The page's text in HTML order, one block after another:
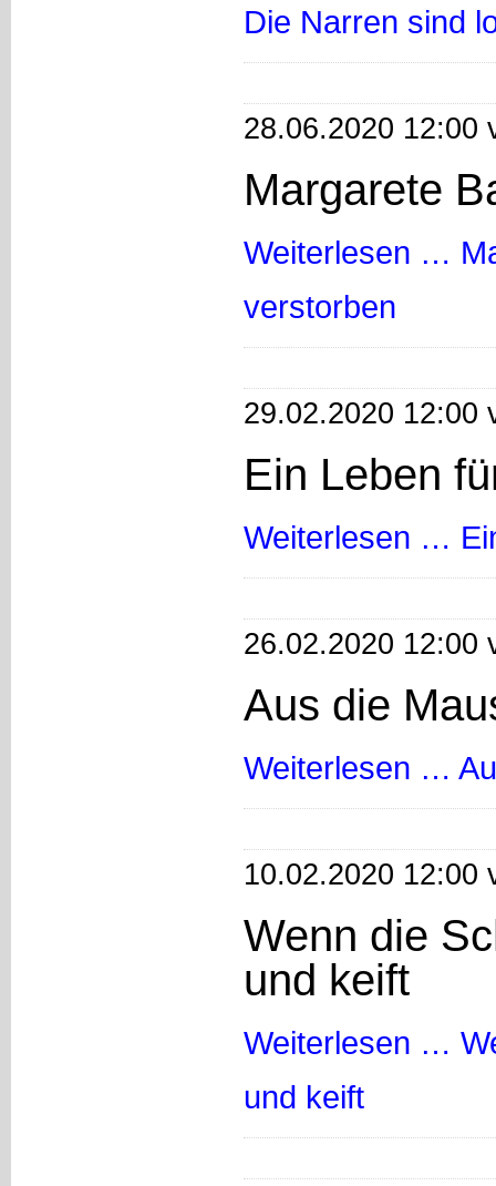
Die Narren sind
28.06.2020 12:00
Margarete
Weiterlesen …
verstorben
29.02.2020 12:00
Ein Leben
Weiterlesen …
26.02.2020 12:00
Aus die
Weiterlesen …
10.02.2020 12:00
Wenn die
und keift
Weiterlesen …
und keift